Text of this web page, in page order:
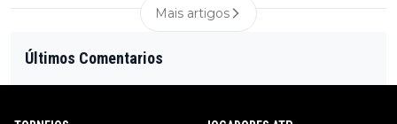
Mais artigos
Últimos Comentarios